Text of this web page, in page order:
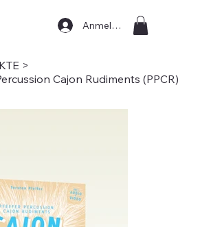
Anmelden
>
Cajon Rudiments (PPCR)